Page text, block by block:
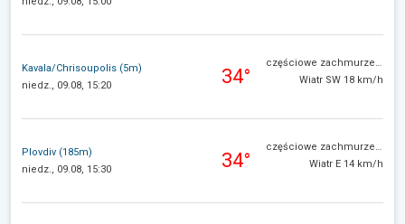
Kavala/Chrisoupolis (5m)
niedz., 09.08, 15:20
34°
częściowe zachmurzenie
Wiatr SW 18 km/h
Plovdiv (185m)
niedz., 09.08, 15:30
34°
częściowe zachmurzenie
Wiatr E 14 km/h